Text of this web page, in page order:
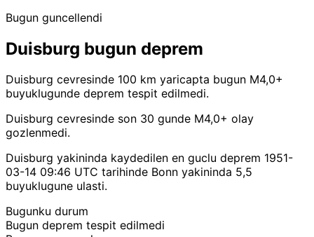
Bugun guncellendi
Duisburg bugun deprem
Duisburg cevresinde 100 km yaricapta bugun M4,0+
buyuklugunde deprem tespit edilmedi.
Duisburg cevresinde son 30 gunde M4,0+ olay
gozlenmedi.
Duisburg yakininda kaydedilen en guclu deprem 1951-
03-14 09:46 UTC tarihinde Bonn yakininda 5,5
buyuklugune ulasti.
Bugunku durum
Bugun deprem tespit edilmedi